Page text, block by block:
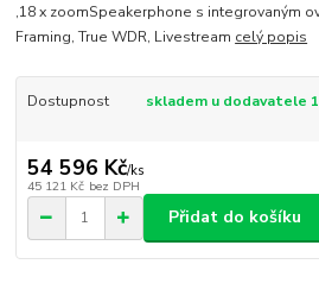
,18 x zoomSpeakerphone s integrovaným
Framing, True WDR, Livestream celý popis
Dostupnost skladem u dodavatele
54 596 Kč/ks
45 121 Kč bez DPH
Přidat do košíku